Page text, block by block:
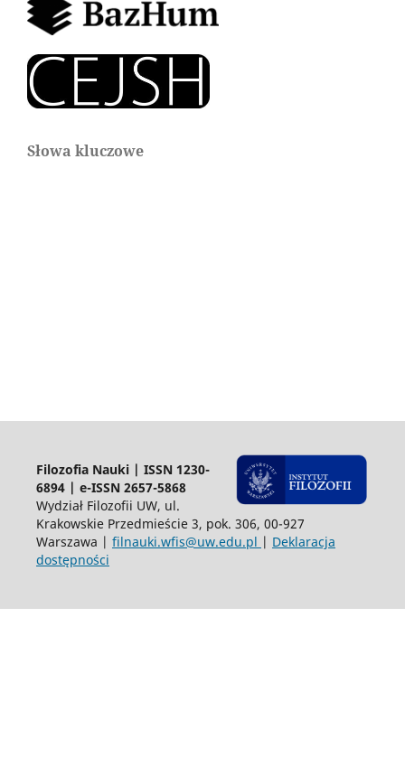
Słowa kluczowe
Filozofia Nauki | ISSN 1230-
6894 | e-ISSN 2657-5868
Wydział Filozofii UW, ul.
Krakowskie Przedmieście 3, pok. 306, 00-927
Warszawa | filnauki.wfis@uw.edu.pl | Deklaracja
dostępności